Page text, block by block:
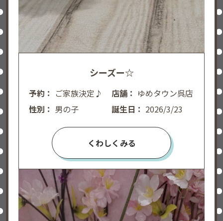
シーズー☆
予約： ご家族決定♪ 店舗： ゆめタウン呉店
性別： 男の子 誕生日： 2026/3/23
くわしくみる